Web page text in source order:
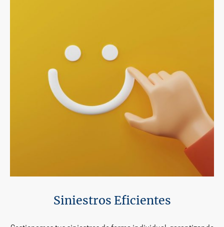
Siniestros Eficientes